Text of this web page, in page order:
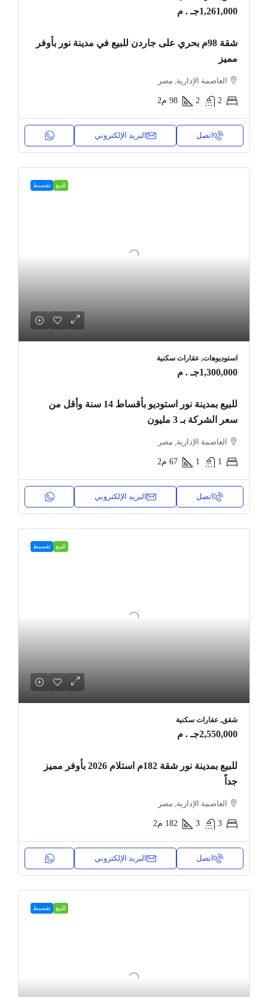
1,261,000جـ . م
شقة 98م بحري على جاردن للبيع في مدينة نور بأوفر
مميز
العاصمة الإدارية, مصر
2
2
98 م2
اتصل البريد الإلكتروني
للبيع تقسيط
استوديوهات, عقارات سكنية
1,300,000جـ . م
للبيع بمدينة نور استوديو بأقساط 14 سنة وأقل من
سعر الشركة بـ 3 مليون
العاصمة الإدارية, مصر
1
1
67 م2
اتصل البريد الإلكتروني
للبيع تقسيط
شقق, عقارات سكنية
2,550,000جـ . م
للبيع بمدينة نور شقة 182م استلام 2026 بأوفر مميز
جداً
العاصمة الإدارية, مصر
3
3
182 م2
اتصل البريد الإلكتروني
للبيع تقسيط